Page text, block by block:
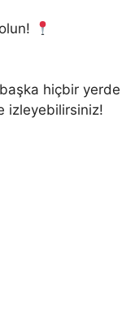
hiçbir yerde
izleyebilirsiniz!